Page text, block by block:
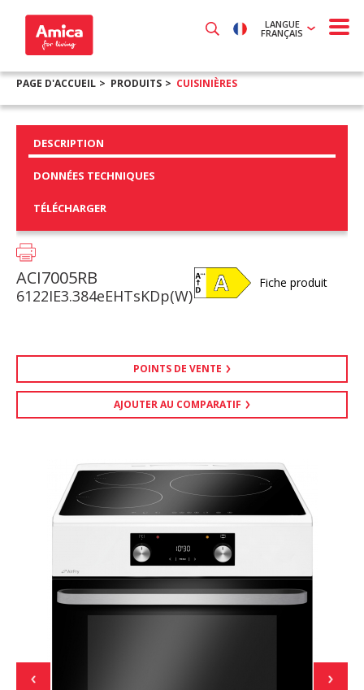
LANGUE
FRANÇAIS
PAGE D'ACCUEIL PRODUITS CUISINIÈRES
DESCRIPTION
DONNÉES TECHNIQUES
TÉLÉCHARGER
ACI7005RB
6122IE3.384eEHTsKDp(W)
Fiche produit
POINTS DE VENTE
AJOUTER AU COMPARATIF